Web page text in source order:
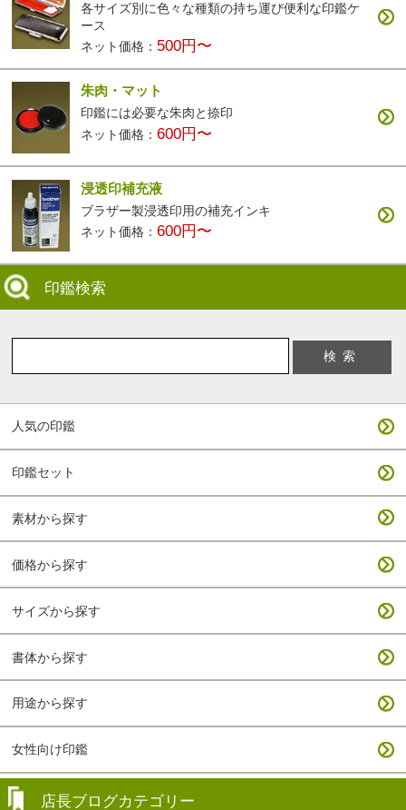
各サイズ別に色々な種類の持ち運び便利な印鑑ケ
ース
ネット価格： 500円〜
朱肉・マット
印鑑には必要な朱肉と捺印
ネット価格：600円〜
浸透印補充液
ブラザー製浸透印用の補充インキ
ネット価格：600円〜
印鑑検索
人気の印鑑
印鑑セット
素材から探す
価格から探す
サイズから探す
書体から探す
用途から探す
女性向け印鑑
店長ブログカテゴリー